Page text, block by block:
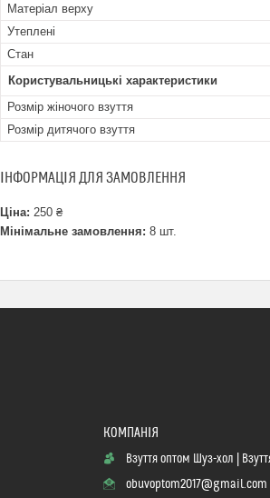
Матеріал верху
Утеплені
Стан
Користувальницькі характеристики
Розмір жіночого взуття
Розмір дитячого взуття
ІНФОРМАЦІЯ ДЛЯ ЗАМОВЛЕННЯ
Ціна: 250 ₴
Мінімальне замовлення: 8 шт.
Взуття оптом Шуз-хол |
obuvoptom2017@gmail.com